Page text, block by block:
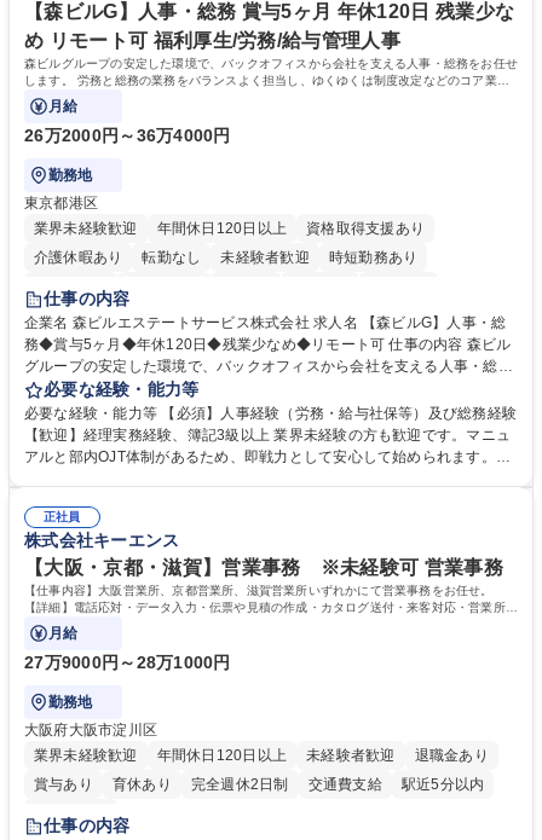
【森ビルG】人事・総務 賞与5ヶ月 年休120日 残業少な
め リモート可 福利厚生/労務/給与管理人事
森ビルグループの安定した環境で、バックオフィスから会社を支える人事・総務をお任せ
します。 労務と総務の業務をバランスよく担当し、ゆくゆくは制度改定などのコア業務
にも挑戦できる、やりがいある環境です。
月給
26万2000円～36万4000円
勤務地
東京都港区
業界未経験歓迎
年間休日120日以上
資格取得支援あり
介護休暇あり
転勤なし 未経験者歓迎
時短勤務あり
経験者歓迎
完全週休2日制
交通費支給 長期歓迎 駅近5分以内 土日祝休み
仕事の内容
企業名 森ビルエステートサービス株式会社 求人名 【森ビルG】人事・総
務◆賞与5ヶ月◆年休120日◆残業少なめ◆リモート可 仕事の内容 森ビル
グループの安定した環境で、バックオフィスから会社を支える人事・総務
をお任せします。 労務と総務の業務をバランスよく担当し、ゆくゆくは制
度改定などのコア業務にも挑戦できる、やりがいある環境です。 ■勤怠管
理、給与計算、社会保険手続き、年末調整等の労務管理全般 ■入退社手続
き、社内規定の改定や人事制度改定などのコア業務 ■社内イベントの企画
でも質問・相談できる環境が整っているため、安心して成長できます。 募
集職種 【森ビルG】人事・総務◆賞与5ヶ月◆年休120日◆残業少なめ◆
リモート可
必要な経験・能力等
必要な経験・能力等 【必須】人事経験（労務・給与社保等）及び総務経験
【歓迎】経理実務経験、簿記3級以上 業界未経験の方も歓迎です。マニュ
アルと部内OJT体制があるため、即戦力として安心して始められます。
務に挑戦できるため、自身の成長と組織への貢献度をダイレクトに実感で
きます。 残業少なめ、週1日リモート可など、ワークライフバランスを保
ち長期活躍できる環境です。 「これまでの幅広い経験を活かし、長期的な
キャリアを築きたい」という前向きな意欲と挑戦を全力で応援します。 学
歴・資格 学歴：大学院 大学 高専 短大 専修学校 高校 語学力： 資格：日商
簿記検定1級 日商簿記検定2級 日商簿記検定3級
正社員
株式会社キーエンス
【大阪・京都・滋賀】営業事務 ※未経験可 営業事務
【仕事内容】大阪営業所、京都営業所、滋賀営業所いずれかにて営業事務をお任せ。
【詳細】電話応対・データ入力・伝票や見積の作成・カタログ送付・来客対応・営業所内
で発生する事務業務や業務改善をお任せ。
月給
27万9000円～28万1000円
勤務地
大阪府大阪市淀川区
業界未経験歓迎
年間休日120日以上 未経験者歓迎
退職金あり
賞与あり
育休あり 完全週休2日制 交通費支給
駅近5分以内
土日祝休み
仕事の内容